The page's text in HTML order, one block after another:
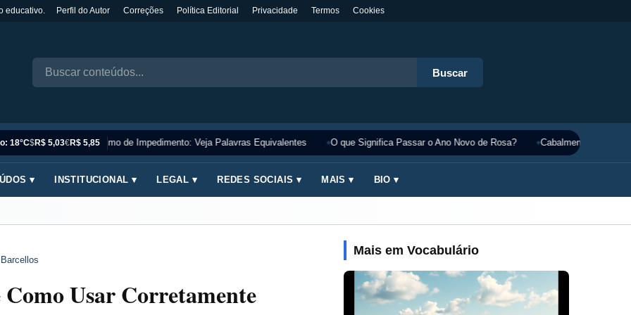
educativo. Perfil do Autor Correções Política Editorial Privacidade Termos Cookies
Buscar
18°C$R$ 5,03€R$ 5,85
Sinônimo de Impedimento: Veja Palavras Equivalentes O que Significa Passar o Ano Novo de Rosa? Cabalmente
▾ INSTITUCIONAL ▾ LEGAL ▾ REDES SOCIAIS ▾ MAIS ▾ BIO ▾
Como Usar Corretamente
Mais em Vocabulário